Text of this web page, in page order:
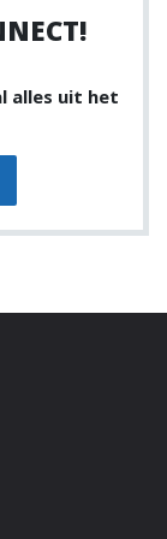
alles uit het